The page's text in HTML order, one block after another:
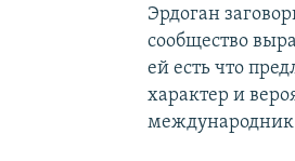
Эрдоган
сообщество
ей есть что
характер и